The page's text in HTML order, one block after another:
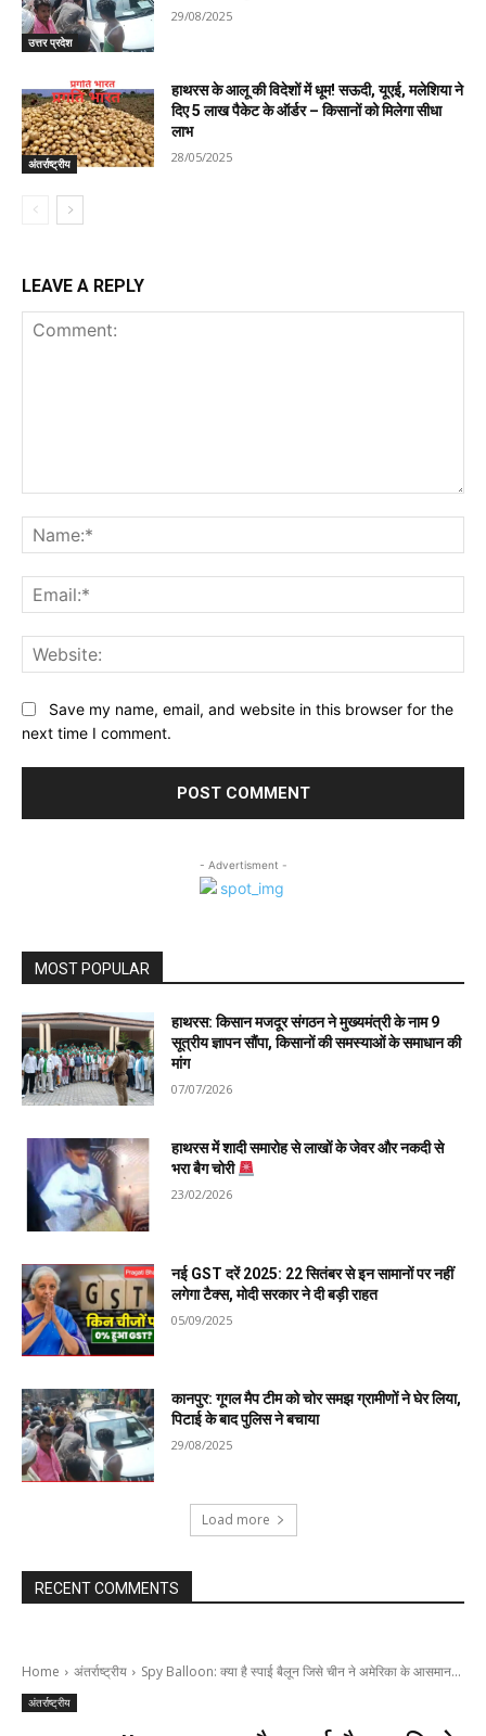
उत्तर प्रदेश
29/08/2025
अंतर्राष्ट्रीय
हाथरस के आलू की विदेशों में धूम! सऊदी, यूएई, मलेशिया ने
दिए 5 लाख पैकेट के ऑर्डर – किसानों को मिलेगा सीधा
लाभ
28/05/2025
LEAVE A REPLY
Save my name, email, and website in this browser for the
next time I comment.
- Advertisment -
MOST POPULAR
हाथरस: किसान मजदूर संगठन ने मुख्यमंत्री के नाम 9
सूत्रीय ज्ञापन सौंपा, किसानों की समस्याओं के समाधान की
मांग
07/07/2026
हाथरस में शादी समारोह से लाखों के जेवर और नकदी से
भरा बैग चोरी
23/02/2026
नई GST दरें 2025: 22 सितंबर से इन सामानों पर नहीं
लगेगा टैक्स, मोदी सरकार ने दी बड़ी राहत
05/09/2025
कानपुर: गूगल मैप टीम को चोर समझ ग्रामीणों ने घेर लिया,
पिटाई के बाद पुलिस ने बचाया
29/08/2025
Load more
RECENT COMMENTS